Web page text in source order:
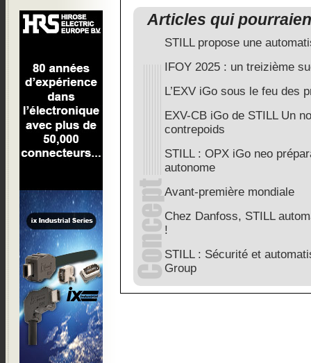
Articles qui
STILL propose une
IFOY 2025 : un treizième
L’EXV iGo sous le feu des
EXV-CB iGo de STILL Un
contrepoids
STILL : OPX iGo neo
autonome
Avant-première mondiale
Chez Danfoss, STILL
!
STILL : Sécurité et
Group